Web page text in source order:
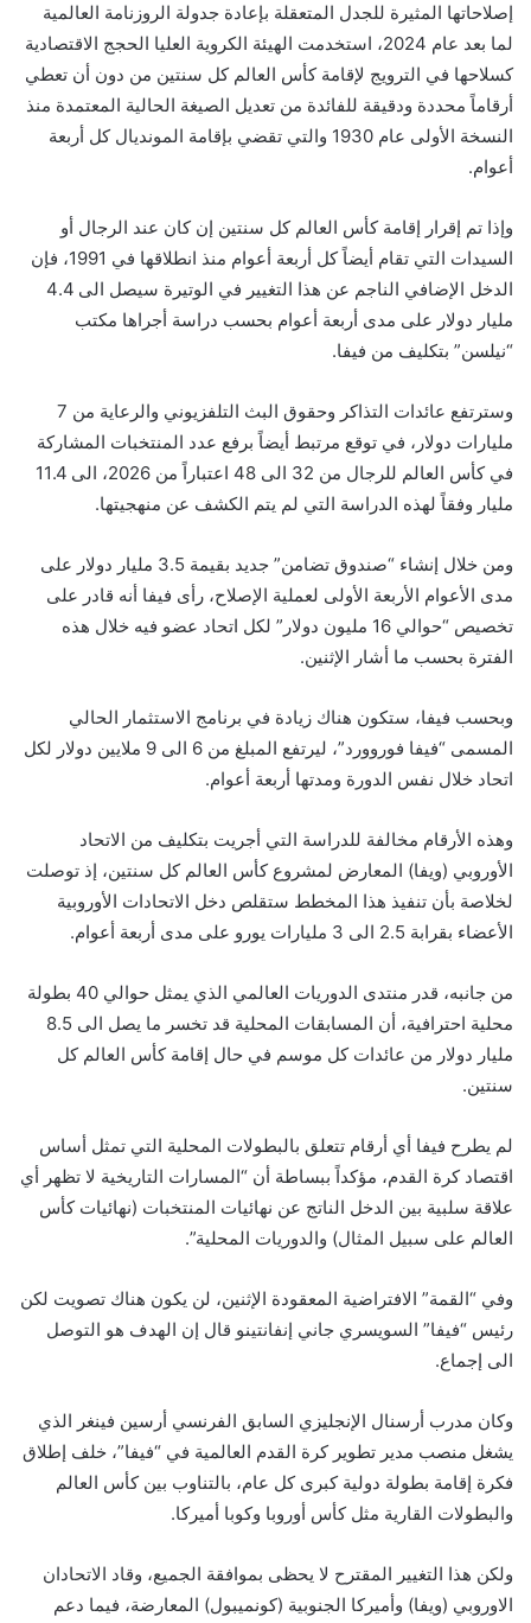
إصلاحاتها المثيرة للجدل المتعقلة بإعادة جدولة الروزنامة العالمية
لما بعد عام 2024، استخدمت الهيئة الكروية العليا الحجج الاقتصادية
كسلاحها في الترويج لإقامة كأس العالم كل سنتين من دون أن تعطي
أرقاماً محددة ودقيقة للفائدة من تعديل الصيغة الحالية المعتمدة منذ
النسخة الأولى عام 1930 والتي تقضي بإقامة المونديال كل أربعة
أعوام.
وإذا تم إقرار إقامة كأس العالم كل سنتين إن كان عند الرجال أو
السيدات التي تقام أيضاً كل أربعة أعوام منذ انطلاقها في 1991، فإن
الدخل الإضافي الناجم عن هذا التغيير في الوتيرة سيصل الى 4.4
مليار دولار على مدى أربعة أعوام بحسب دراسة أجراها مكتب
“نيلسن” بتكليف من فيفا.
وسترتفع عائدات التذاكر وحقوق البث التلفزيوني والرعاية من 7
مليارات دولار، في توقع مرتبط أيضاً برفع عدد المنتخبات المشاركة
في كأس العالم للرجال من 32 الى 48 اعتباراً من 2026، الى 11.4
مليار وفقاً لهذه الدراسة التي لم يتم الكشف عن منهجيتها.
ومن خلال إنشاء “صندوق تضامن” جديد بقيمة 3.5 مليار دولار على
مدى الأعوام الأربعة الأولى لعملية الإصلاح، رأى فيفا أنه قادر على
تخصيص “حوالي 16 مليون دولار” لكل اتحاد عضو فيه خلال هذه
الفترة بحسب ما أشار الإثنين.
وبحسب فيفا، ستكون هناك زيادة في برنامج الاستثمار الحالي
المسمى “فيفا فوروورد”، ليرتفع المبلغ من 6 الى 9 ملايين دولار لكل
اتحاد خلال نفس الدورة ومدتها أربعة أعوام.
وهذه الأرقام مخالفة للدراسة التي أجريت بتكليف من الاتحاد
الأوروبي (ويفا) المعارض لمشروع كأس العالم كل سنتين، إذ توصلت
لخلاصة بأن تنفيذ هذا المخطط ستقلص دخل الاتحادات الأوروبية
الأعضاء بقرابة 2.5 الى 3 مليارات يورو على مدى أربعة أعوام.
من جانبه، قدر منتدى الدوريات العالمي الذي يمثل حوالي 40 بطولة
محلية احترافية، أن المسابقات المحلية قد تخسر ما يصل الى 8.5
مليار دولار من عائدات كل موسم في حال إقامة كأس العالم كل
سنتين.
لم يطرح فيفا أي أرقام تتعلق بالبطولات المحلية التي تمثل أساس
اقتصاد كرة القدم، مؤكداً ببساطة أن “المسارات التاريخية لا تظهر أي
علاقة سلبية بين الدخل الناتج عن نهائيات المنتخبات (نهائيات كأس
العالم على سبيل المثال) والدوريات المحلية”.
وفي “القمة” الافتراضية المعقودة الإثنين، لن يكون هناك تصويت لكن
رئيس “فيفا” السويسري جاني إنفانتينو قال إن الهدف هو التوصل
الى إجماع.
وكان مدرب أرسنال الإنجليزي السابق الفرنسي أرسين فينغر الذي
يشغل منصب مدير تطوير كرة القدم العالمية في “فيفا”، خلف إطلاق
فكرة إقامة بطولة دولية كبرى كل عام، بالتناوب بين كأس العالم
والبطولات القارية مثل كأس أوروبا وكوبا أميركا.
ولكن هذا التغيير المقترح لا يحظى بموافقة الجميع، وقاد الاتحادان
الاوروبي (ويفا) وأميركا الجنوبية (كونميبول) المعارضة، فيما دعم